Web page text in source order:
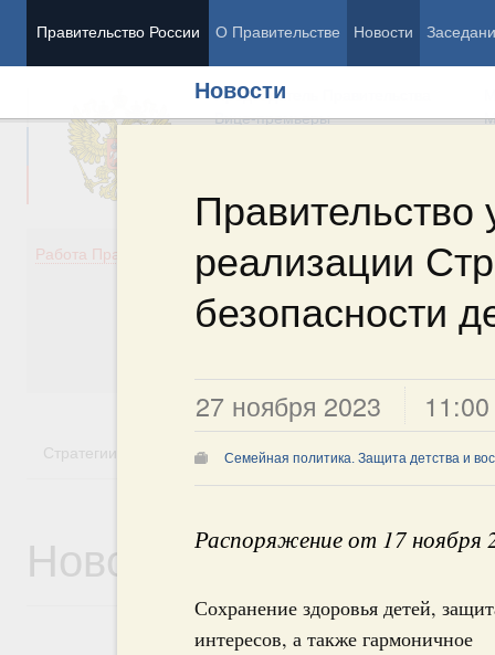
Правительство России О Правительстве Новости
Новости
Правительство
реализации
безопасности
27 ноября 2023 11:00
Семейная политика. Защита детства и
Распоряжение от 17
Сохранение здоровья детей,
интересов, а также гармоничное
Председатель Правительства
Вице-премьеры
Работа Правительства
Демография
Здоровье
Культура
Стратегии Государственные программы
Новости